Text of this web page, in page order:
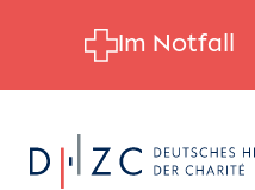
Im Notfall